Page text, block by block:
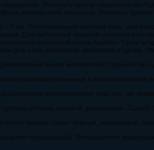
Поначалу выбор украшения не
именно свой аксессуар. Кожаные
7 см. Изготовлены из плотной кожи, для
Для любителей тяжелой атлетики или
сухожилий после травмы. Такие
для этого множество вариантов отделки.
линия контрастной строчкой без
распространенные и изготавливаются
металлических пластин, где
оттенка, резьбой, ремешками. Самый
темных тонах: черный, коричневый,
имеет ограничений. Используются